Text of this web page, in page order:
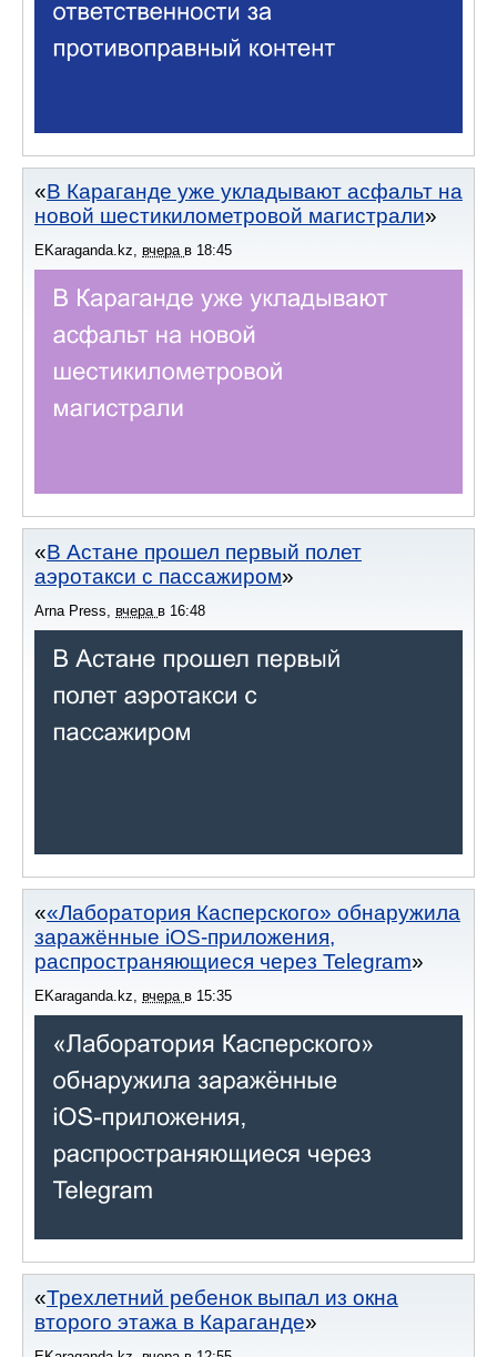
В Караганде уже укладывают асфальт на
новой шестикилометровой магистрали
EKaraganda.kz, вчера в 18:45
В Астане прошел первый полет
аэротакси с пассажиром
Arna Press, вчера в 16:48
«Лаборатория Касперского» обнаружила
заражённые iOS-приложения,
распространяющиеся через Telegram
EKaraganda.kz вчера в 15:35
Трехлетний ребенок выпал из окна
второго этажа в Караганде